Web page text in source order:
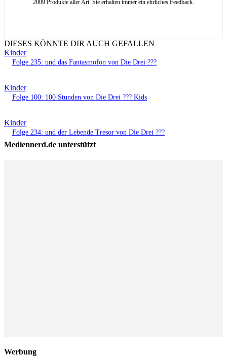
2009 Produkte aller Art. Sie erhalten immer ein ehrliches Feedback.
DIESES KÖNNTE DIR AUCH GEFALLEN
Kinder
Folge 235: und das Fantasmofon von Die Drei ???
Kinder
Folge 100: 100 Stunden von Die Drei ??? Kids
Kinder
Folge 234: und der Lebende Tresor von Die Drei ???
Mediennerd.de unterstützt
Werbung